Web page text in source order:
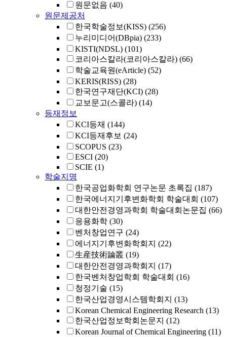
원문없음 (40)
원문제공처
한국학술정보(KISS) (256)
누리미디어(DBpia) (233)
KISTI(NDSL) (101)
코리아스칼라(코리아스칼라) (66)
학술교육원(eArticle) (52)
KERIS(RISS) (28)
한국연구재단(KCI) (28)
교보문고(스콜라) (14)
등재정보
KCI등재 (144)
KCI등재후보 (24)
SCOPUS (23)
ESCI (20)
SCIE (1)
학술지명
한국공업화학회 연구논문 초록집 (187)
한국에너지기후변화학회 학술대회 (107)
대한안전경영과학회 학술대회논문집 (66)
응용화학 (30)
벤처창업연구 (24)
에너지기후변화학회지 (22)
生産技術論叢 (19)
대한안전경영과학회지 (17)
한국벤처창업학회 학술대회 (16)
청정기술 (15)
한국산업경영시스템학회지 (13)
Korean Chemical Engineering Research (13)
한국산업정보학회논문지 (12)
Korean Journal of Chemical Engineering (11)